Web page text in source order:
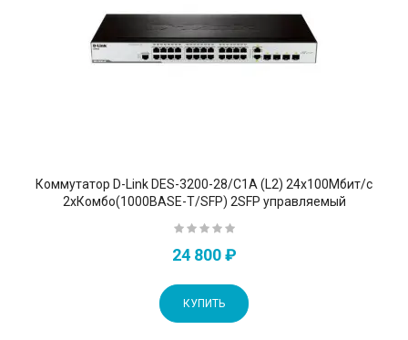
Коммутатор D-Link DES-3200-28/C1A (L2) 24x100Мбит/с
2xКомбо(1000BASE-T/SFP) 2SFP управляемый
24 800 ₽
КУПИТЬ